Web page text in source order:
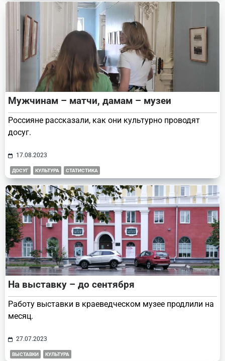
Мужчинам – матчи, дамам – музеи
Россияне рассказали, как они культурно проводят
досуг.
17.08.2023
ДОСУГ КУЛЬТУРА СТАТИСТИКА
На выставку – до сентября
Работу выставки в краеведческом музее продлили на
месяц.
27.07.2023
ВЫСТАВКИ КУЛЬТУРА